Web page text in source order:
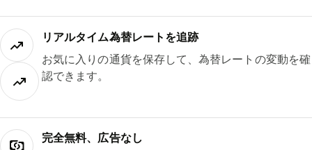
リアルタイム為替レートを追跡
お気に入りの通貨を保存して、為替レートの変動を確
認できます。
完全無料、広告なし